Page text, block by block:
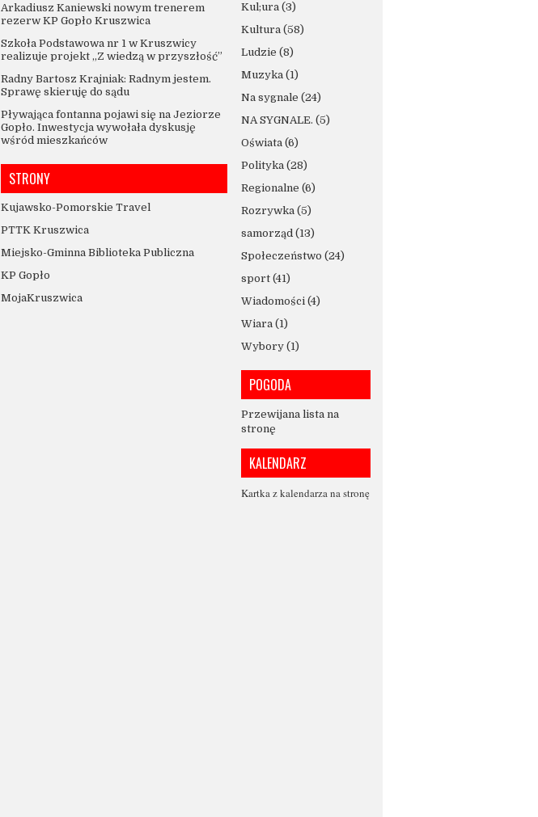
Arkadiusz Kaniewski nowym trenerem
rezerw KP Gopło Kruszwica
Szkoła Podstawowa nr 1 w Kruszwicy
realizuje projekt „Z wiedzą w przyszłość”
Radny Bartosz Krajniak: Radnym jestem.
Sprawę skieruję do sądu
Pływająca fontanna pojawi się na Jeziorze
Gopło. Inwestycja wywołała dyskusję
wśród mieszkańców
STRONY
Kujawsko-Pomorskie Travel
PTTK Kruszwica
Miejsko-Gminna Biblioteka Publiczna
KP Gopło
MojaKruszwica
Kul;ura (3)
Kultura (58)
Ludzie (8)
Muzyka (1)
Na sygnale (24)
NA SYGNALE. (5)
Oświata (6)
Polityka (28)
Regionalne (6)
Rozrywka (5)
samorząd (13)
Społeczeństwo (24)
sport (41)
Wiadomości (4)
Wiara (1)
Wybory (1)
POGODA
Przewijana lista na
stronę
KALENDARZ
Kartka z kalendarza na stronę